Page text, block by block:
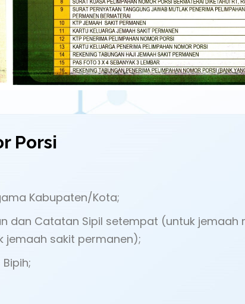
Porsi
Kabupaten/Kota;
dan Catatan Sipil setempat (untuk
jemaah sakit permanen);